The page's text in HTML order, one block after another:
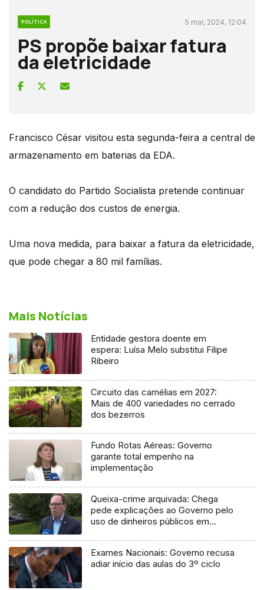
POLÍTICA 5 mar, 2024, 12:04
PS propõe baixar fatura
da eletricidade
Francisco César visitou esta segunda-feira a central de
armazenamento em baterias da EDA.
O candidato do Partido Socialista pretende continuar
com a redução dos custos de energia.
Uma nova medida, para baixar a fatura da eletricidade,
que pode chegar a 80 mil famílias.
Mais Notícias
Entidade gestora doente em
espera: Luísa Melo substitui Filipe
Ribeiro
Circuito das camélias em 2027:
Mais de 400 variedades no cerrado
dos bezerros
Fundo Rotas Aéreas: Governo
garante total empenho na
implementação
Queixa-crime arquivada: Chega
pede explicações ao Governo pelo
uso de dinheiros públicos em
Exames Nacionais: Governo recusa
adiar início das aulas do 3º ciclo